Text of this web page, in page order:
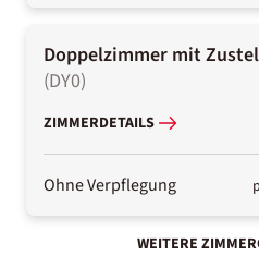
Doppelzimmer mit
(DY0)
ZIMMERDETAILS
Ohne Verpflegung
WEITERE